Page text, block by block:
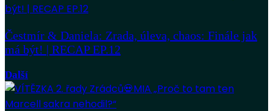
Čestmír & Daniela: Zrada, úleva, chaos: Finále jak
má být! | RECAP EP.12
Další